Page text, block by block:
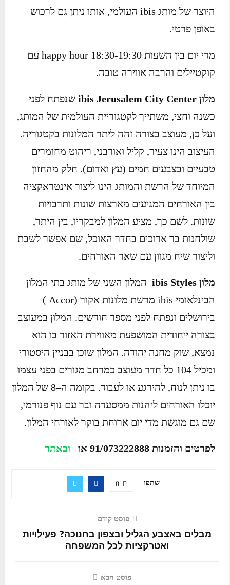
היוצר של מותג ibis העולמי, אותו ניתן גם לרכוש
באופן פרטי.
מדי יום בין השעות 18:30-19:30 happy hour עם
קוקטיילים והרבה אווירה טובה.
מלון ibis Jerusalem City Center שנפתח לפני
כשנה וחצי, משתייך לקטגוריית העולמית של המותג,
ועל כן, מעוצב בצורה זהה ליתר המלונות בקטגוריה.
העיצוב הינו צעיר, קליל ואורבני, ריהוט מחומרים
טבעיים ובצבעים חמים (עץ ואדום). חלק מהחזון
המיוחד של הרשת והמותג הינו ליצור אינטראקציה
בין האורחים המגיעים מארצות שונות ותרבויות
שונות. לשם כך, מציע המלון למבקריו, בין היתר,
שולחנות בר ארוכים בחדר האוכל, שם אפשר לשבת
וליצור שיח מגוון עם שאר האורחים.
מלון ibis Styles המלון השני של מותג בתי המלון
הבינלאומי ibis מרשת מלונות אקור (Accor )
בירושלים ונפתח לפני מספר חודשים. המלון במעוצב
בצורה ייחודית המושפעת מאווירת האזור בו הוא
נמצא, שוק מחנה יהודה. המלון שוכן בבניין היסטורי
ומכיל 104 כל חדר מעוצב כמרחב מגורים בפני עצמו
בו ניתן לנוח, להירגע או לעבוד. בקומה ה–8 של המלון
יוכלו האורחים ליהנות ממסעדה ובר עם נוף פנורמי,
שם גם מוגשת מדי יום ארוחת בוקר לאורחי המלון.
לפרטים והזמנות 91/073222888 או ובאתר
שתפו 0
פוסט קודם
מבלים באצבע הגליל ובצפון בחנוכה? פעילויות
ואטרקציות לכל המשפחה
פוסט הבא